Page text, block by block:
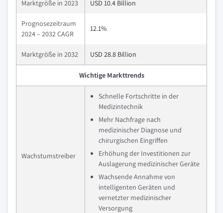
Marktgröße in 2023 USD 10.4 Billion
Prognosezeitraum
2024 – 2032 CAGR
12.1%
Marktgröße in 2032 USD 28.8 Billion
Wichtige Markttrends
Wachstumstreiber
Schnelle Fortschritte in der
Medizintechnik
Mehr Nachfrage nach
medizinischer Diagnose und
chirurgischen Eingriffen
Erhöhung der Investitionen zur
Auslagerung medizinischer Geräte
Wachsende Annahme von
intelligenten Geräten und
vernetzter medizinischer
Versorgung